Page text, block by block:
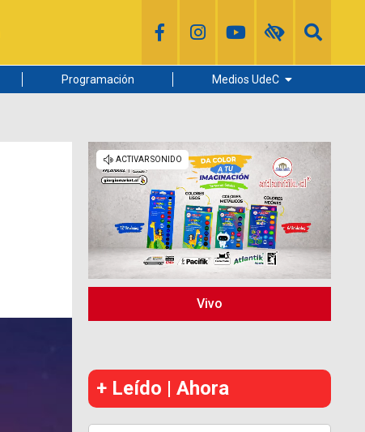
Programación Medios UdeC
Radio UdeC
Noticias UdeC
La Discusión
Vivo
+ Leído | Ahora